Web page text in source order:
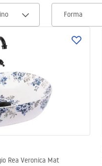
Forma
Rea Veronica Mat